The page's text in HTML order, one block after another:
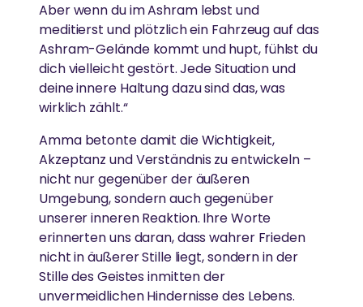
Aber wenn du im Ashram lebst und
meditierst und plötzlich ein Fahrzeug auf das
Ashram-Gelände kommt und hupt, fühlst du
dich vielleicht gestört. Jede Situation und
deine innere Haltung dazu sind das, was
wirklich zählt.“
Amma betonte damit die Wichtigkeit,
Akzeptanz und Verständnis zu entwickeln –
nicht nur gegenüber der äußeren
Umgebung, sondern auch gegenüber
unserer inneren Reaktion. Ihre Worte
erinnerten uns daran, dass wahrer Frieden
nicht in äußerer Stille liegt, sondern in der
Stille des Geistes inmitten der
unvermeidlichen Hindernisse des Lebens.